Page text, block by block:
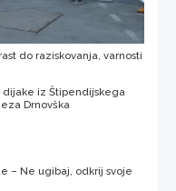
do raziskovanja, varnosti
iz Štipendijskega
Drnovška
– Ne ugibaj, odkrij svoje